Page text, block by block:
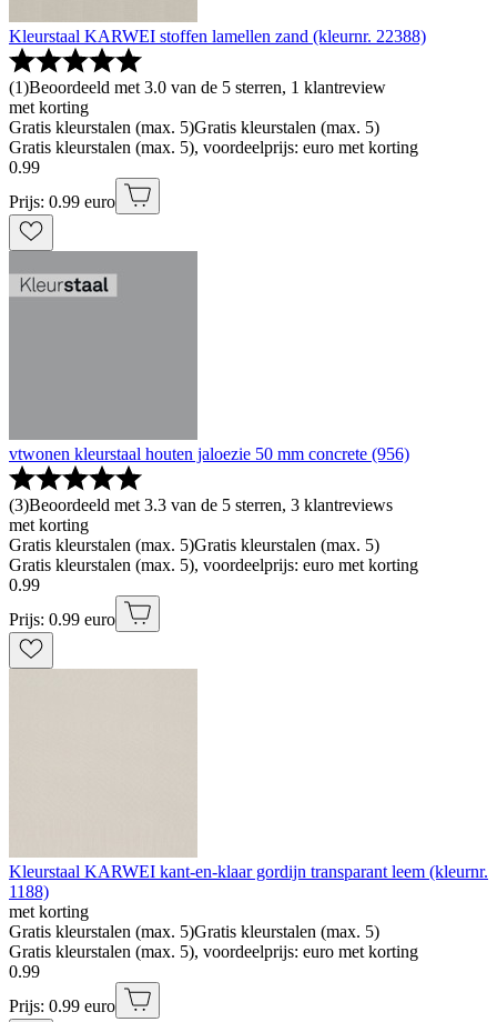
Kleurstaal KARWEI stoffen lamellen zand (kleurnr. 22388)
(1)Beoordeeld met 3.0 van de 5 sterren, 1 klantreview
met korting
Gratis kleurstalen (max. 5)Gratis kleurstalen (max. 5)
Gratis kleurstalen (max. 5), voordeelprijs: euro met korting
0.99
Prijs: 0.99 euro
vtwonen kleurstaal houten jaloezie 50 mm concrete (956)
(3)Beoordeeld met 3.3 van de 5 sterren, 3 klantreviews
met korting
Gratis kleurstalen (max. 5)Gratis kleurstalen (max. 5)
Gratis kleurstalen (max. 5), voordeelprijs: euro met korting
0.99
Prijs: 0.99 euro
Kleurstaal KARWEI kant-en-klaar gordijn transparant leem (kleurnr.
1188)
met korting
Gratis kleurstalen (max. 5)Gratis kleurstalen (max. 5)
Gratis kleurstalen (max. 5), voordeelprijs: euro met korting
0.99
Prijs: 0.99 euro